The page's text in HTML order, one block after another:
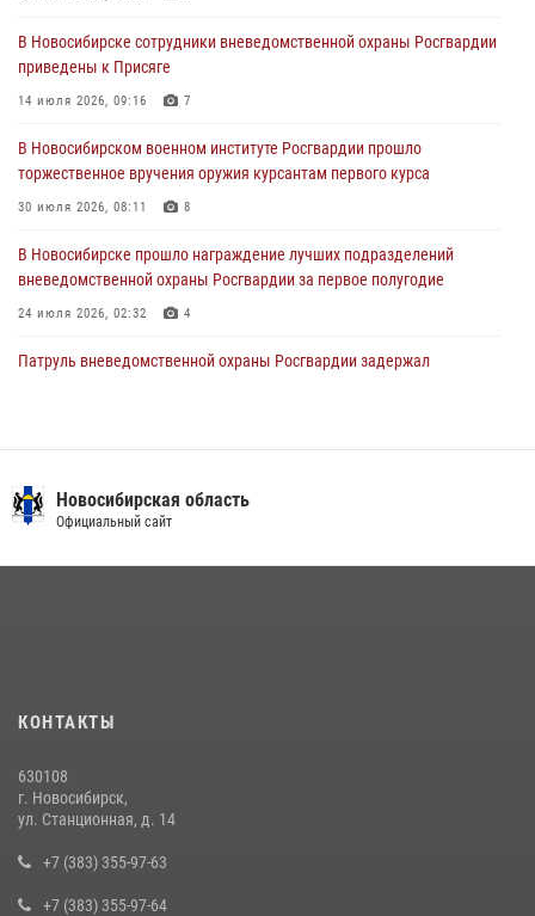
В Новосибирске военнослужащие отряда спецназа «Ермак»
Росгвардии провели занятия по беспарашютному десантированию
В Новосибирске военнослужащие Росгвардии почтили память детей
– жертв войны в Донбассе
В Новосибирске сотрудники вневедомственной охраны Росгвардии
приведены к Присяге
14 июля 2026, 09:16 7
В Новосибирском военном институте Росгвардии прошло
торжественное вручения оружия курсантам первого курса
30 июля 2026, 08:11 8
В Новосибирске прошло награждение лучших подразделений
вневедомственной охраны Росгвардии за первое полугодие
24 июля 2026, 02:32 4
Патруль вневедомственной охраны Росгвардии задержал
Росгвардии задержаны лица, находящихся в розыске
13 июля 2026, 05:32
Росгвардии задержан подозреваемый в грабеже
За серию краж экипажем вневедомственной охраны Росгвардии
10 июля 2026, 04:33
Новосибирская область
Официальный сайт
КОНТАКТЫ
630108
г. Новосибирск,
ул. Станционная, д. 14
+7 (383) 355-97-63
+7 (383) 355-97-64